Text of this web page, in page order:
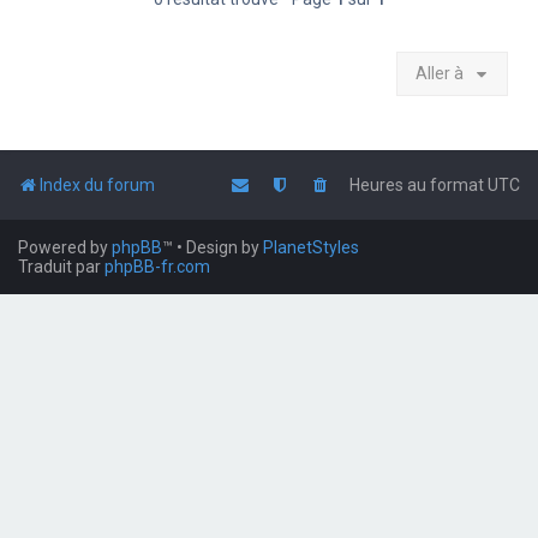
Aller à
Index du forum Heures au formatUTC
Powered byphpBB™ • Design by PlanetStyles
Traduit parphpBB-fr.com